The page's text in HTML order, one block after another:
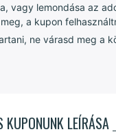
vagy lemondása az
a kupon
ne várasd meg a
KUPONUNK LEÍRÁSA